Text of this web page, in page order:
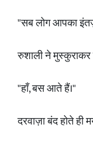
"सब लोग आपका
रुशाली ने मुस्कुराकर
"हाँ, बस आते हैं।"
दरवाज़ा बंद होते